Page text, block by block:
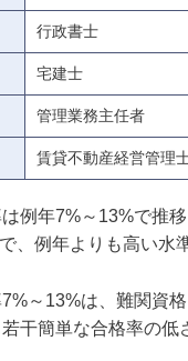
行政書士
宅建士
管理業務主任者
賃貸不動産経営管理
例年7%～13%で推
、例年よりも高い水
～13%は、難関資
干簡単な合格率の